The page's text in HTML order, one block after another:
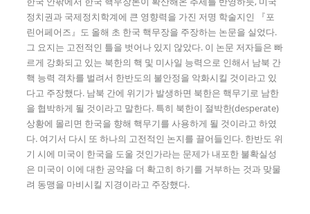
정치권과 국제정치학계에 큰 영향력을 가진 저명 학술지인 『포
린어페어즈』도 올해 초 한국 핵무장을 주장하는 논문을 실었다.
그 요지는 고전적인 틀을 벗어나 있지 않았다. 이 논문 저자들은 빠
르게 강화되고 있는 북한의 핵 및 미사일 능력으로 인해서 남북 간
핵 능력 격차를 벌려서 한반도의 불안정을 악화시킬 것이라고 있
다고 주장했다. 남북 간에 위기가 발생하면 북한은 핵무기로 남한
을 협박하게 될 것이라고 말한다. 특히 북한이 절박한(desperate)
상황에 몰리면 한국을 향해 핵무기를 사용하게 될 것이라고 하였
다. 여기서 다시 또 하나의 고전적인 논지를 끌어들인다. 한반도 위
기 시에 미국이 한국을 도울 것인가라는 문제가 내포한 불확실성
은 미국이 이에 대한 공약을 더 확고히 하기를 거부하는 것과 맞물
려 동맹을 마비시킬 지경이라고 주장했다.